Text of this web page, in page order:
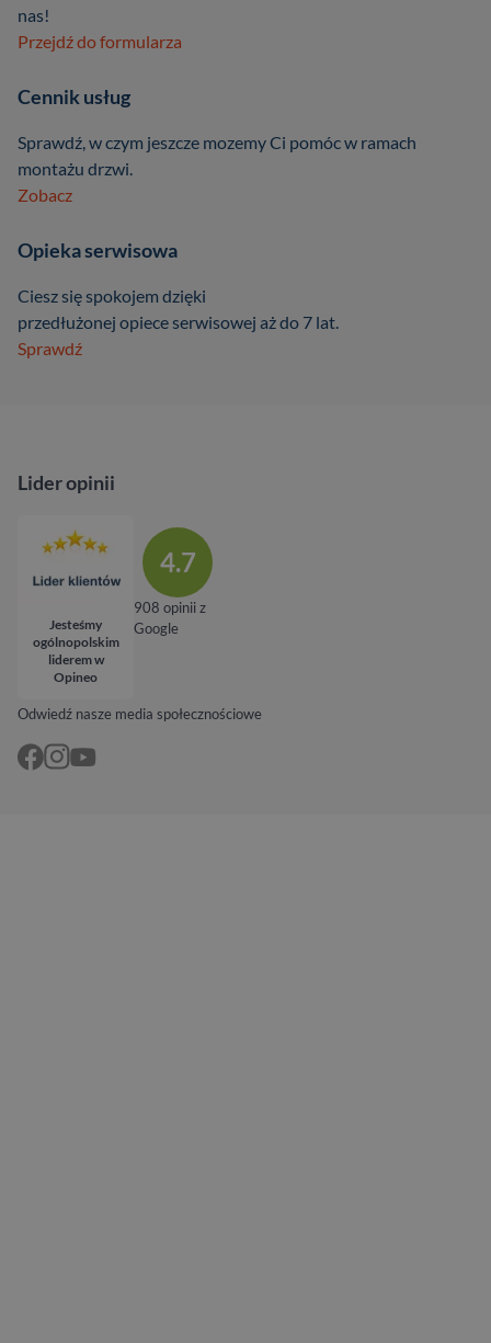
nas!
Przejdź do formularza
Cennik usług
Sprawdź, w czym jeszcze mozemy Ci pomóc w ramach
montażu drzwi.
Zobacz
Opieka serwisowa
Ciesz się spokojem dzięki
przedłużonej opiece serwisowej aż do 7 lat.
Sprawdź
Odwiedź nasze media społecznościowe
Lider opinii
Jesteśmy
ogólnopolskim
liderem w
Opineo
4.7
908 opinii z
Google